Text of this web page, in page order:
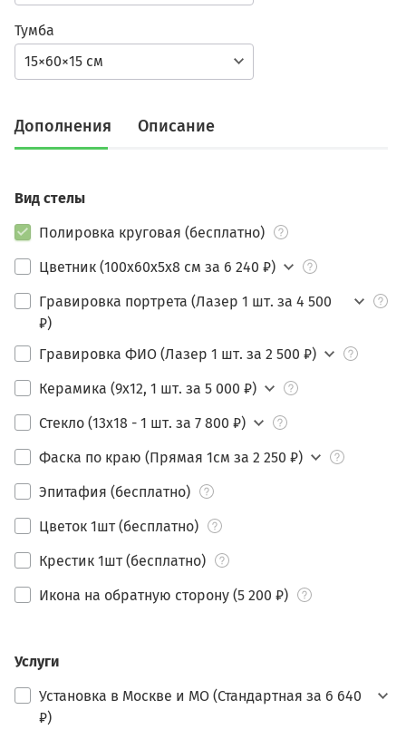
15×60×15 см
Тумба
Дополнения Описание
Вид стелы
Полировка круговая (бесплатно)
Цветник (100х60х5х8 см за 6 240 ₽)
Гравировка портрета (Лазер 1 шт. за 4 500
₽)
Гравировка ФИО (Лазер 1 шт. за 2 500 ₽)
Керамика (9х12, 1 шт. за 5 000 ₽)
Стекло (13х18 - 1 шт. за 7 800 ₽)
Фаска по краю (Прямая 1см за 2 250 ₽)
Эпитафия (бесплатно)
Цветок 1шт (бесплатно)
Крестик 1шт (бесплатно)
Икона на обратную сторону (5 200 ₽)
Услуги
Установка в Москве и МО (Стандартная за 6 640
₽)